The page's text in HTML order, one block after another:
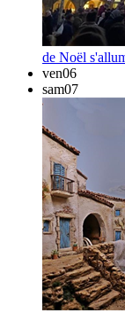
de Noël
ven06
sam07